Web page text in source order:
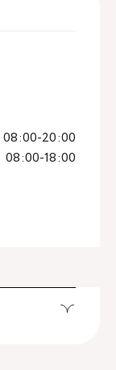
08:00-20:00
08:00-18:00